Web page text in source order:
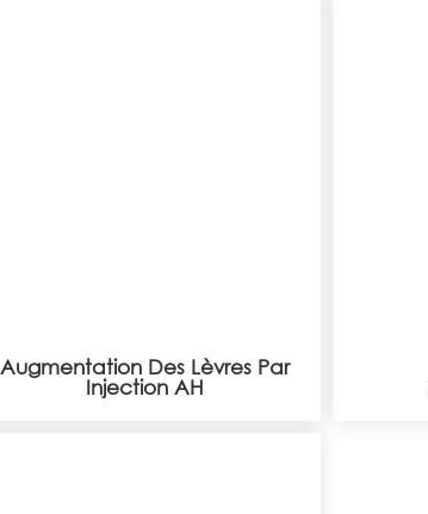
Augmentation Des Lèvres Par
Injection AH